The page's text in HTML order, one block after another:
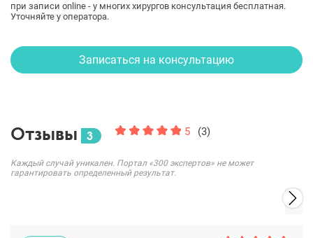
при записи online - у многих хирургов консультация бесплатная.
Уточняйте у оператора.
Записаться на консультацию
Отзывы 3 5 (3)
Каждый случай уникален. Портал «300 экспертов» не может
гарантировать определенный результат.